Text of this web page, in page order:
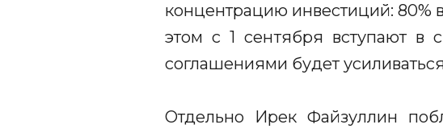
концентрацию инвестиций: 80%
этом с 1 сентября вступают в
соглашениями будет
Отдельно Ирек Файзуллин